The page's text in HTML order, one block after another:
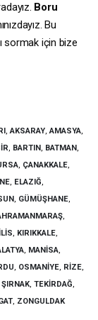
Boru
Bu
sormak için bize
,AKSARAY,AMASYA,
, BARTIN, BATMAN,
, ÇANAKKALE,
, ELAZIĞ,
, GÜMÜŞHANE,
,
, KIRIKKALE,
, MANISA,
, OSMANIYE, RIZE,
ŞIRNAK, TEKIRDAĞ,
, ZONGULDAK